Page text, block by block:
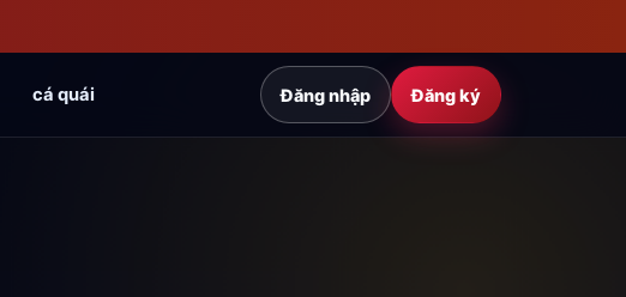
cá quái Đăng nhập Đăng ký